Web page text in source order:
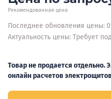
Рекомендованная цена
Последнее обновления цены:
Актуальность цены: Требует
Товар не продается отдельно.
онлайн расчетов